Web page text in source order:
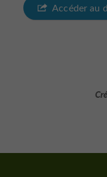
Accéder au